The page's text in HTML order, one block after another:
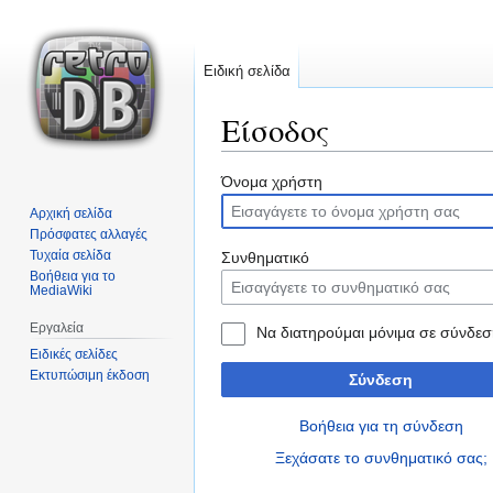
Είσοδος
Μετάβαση
στην
πλοήγηση
Πήδηση
στην
αναζήτηση
Όνομα χρήστη
Συνθηματικό
Να διατηρούμαι μόνιμα σε
Σύνδεση
Βοήθεια για τη σύνδεση
Ξεχάσατε το συνθηματικό σας;
Ειδική σελίδα
Αρχική σελίδα
Πρόσφατες αλλαγές
Τυχαία σελίδα
Βοήθεια για το
MediaWiki
Εργαλεία
Ειδικές σελίδες
Εκτυπώσιμη έκδοση